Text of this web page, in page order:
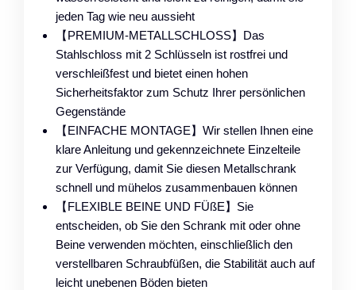
jeden Tag wie neu aussieht
【PREMIUM-METALLSCHLOSS】Das
Stahlschloss mit 2 Schlüsseln ist rostfrei und
verschleißfest und bietet einen hohen
Sicherheitsfaktor zum Schutz Ihrer persönlichen
Gegenstände
【EINFACHE MONTAGE】Wir stellen Ihnen eine
klare Anleitung und gekennzeichnete Einzelteile
zur Verfügung, damit Sie diesen Metallschrank
schnell und mühelos zusammenbauen können
【FLEXIBLE BEINE UND FÜßE】Sie
entscheiden, ob Sie den Schrank mit oder ohne
Beine verwenden möchten, einschließlich den
verstellbaren Schraubfüßen, die Stabilität auch auf
leicht unebenen Böden bieten